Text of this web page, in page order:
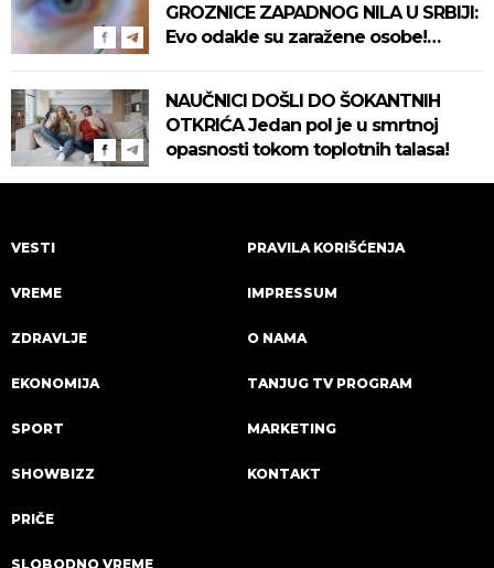
GROZNICE ZAPADNOG NILA U SRBIJI:
Evo odakle su zaražene osobe!
NAUČNICI DOŠLI DO ŠOKANTNIH
OTKRIĆA Jedan pol je u smrtnoj
opasnosti tokom toplotnih talasa!
VESTI
VREME
ZDRAVLJE
EKONOMIJA
SPORT
SHOWBIZZ
PRIČE
SLOBODNO VREME
PRAVILA KORIŠĆENJA
IMPRESSUM
O NAMA
TANJUG TV PROGRAM
MARKETING
KONTAKT